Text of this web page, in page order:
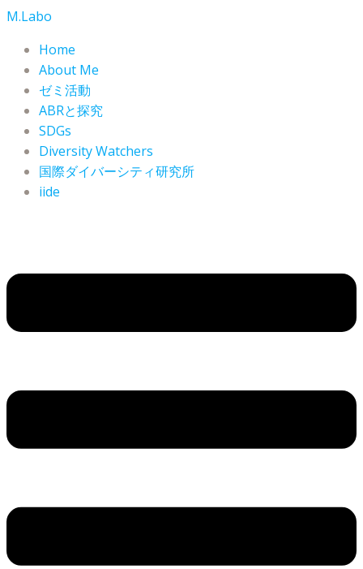
コ
M.Labo
Home
About Me
ゼミ活動
ABRと探究
SDGs
Diversity Watchers
国際ダイバーシティ研究所
iide